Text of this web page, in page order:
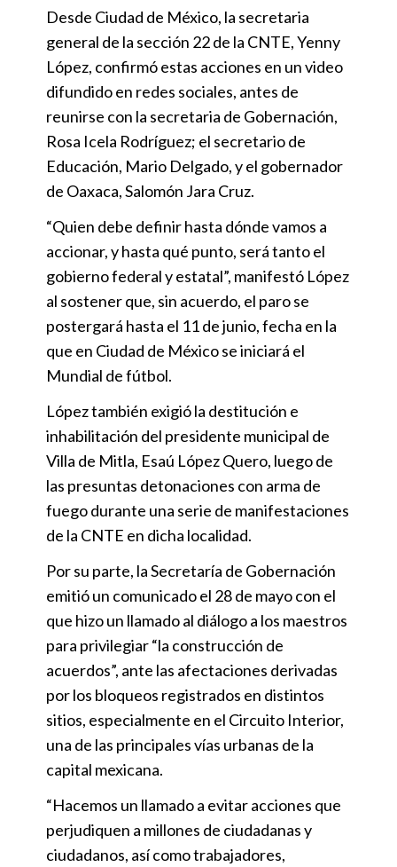
Desde Ciudad de México, la secretaria
general de la sección 22 de la CNTE, Yenny
López, confirmó estas acciones en un video
difundido en redes sociales, antes de
reunirse con la secretaria de Gobernación,
Rosa Icela Rodríguez; el secretario de
Educación, Mario Delgado, y el gobernador
de Oaxaca, Salomón Jara Cruz.
“Quien debe definir hasta dónde vamos a
accionar, y hasta qué punto, será tanto el
gobierno federal y estatal”, manifestó López
al sostener que, sin acuerdo, el paro se
postergará hasta el 11 de junio, fecha en la
que en Ciudad de México se iniciará el
Mundial de fútbol.
López también exigió la destitución e
inhabilitación del presidente municipal de
Villa de Mitla, Esaú López Quero, luego de
las presuntas detonaciones con arma de
fuego durante una serie de manifestaciones
de la CNTE en dicha localidad.
Por su parte, la Secretaría de Gobernación
emitió un comunicado el 28 de mayo con el
que hizo un llamado al diálogo a los maestros
para privilegiar “la construcción de
acuerdos”, ante las afectaciones derivadas
por los bloqueos registrados en distintos
sitios, especialmente en el Circuito Interior,
una de las principales vías urbanas de la
capital mexicana.
“Hacemos un llamado a evitar acciones que
perjudiquen a millones de ciudadanas y
ciudadanos, así como trabajadores,